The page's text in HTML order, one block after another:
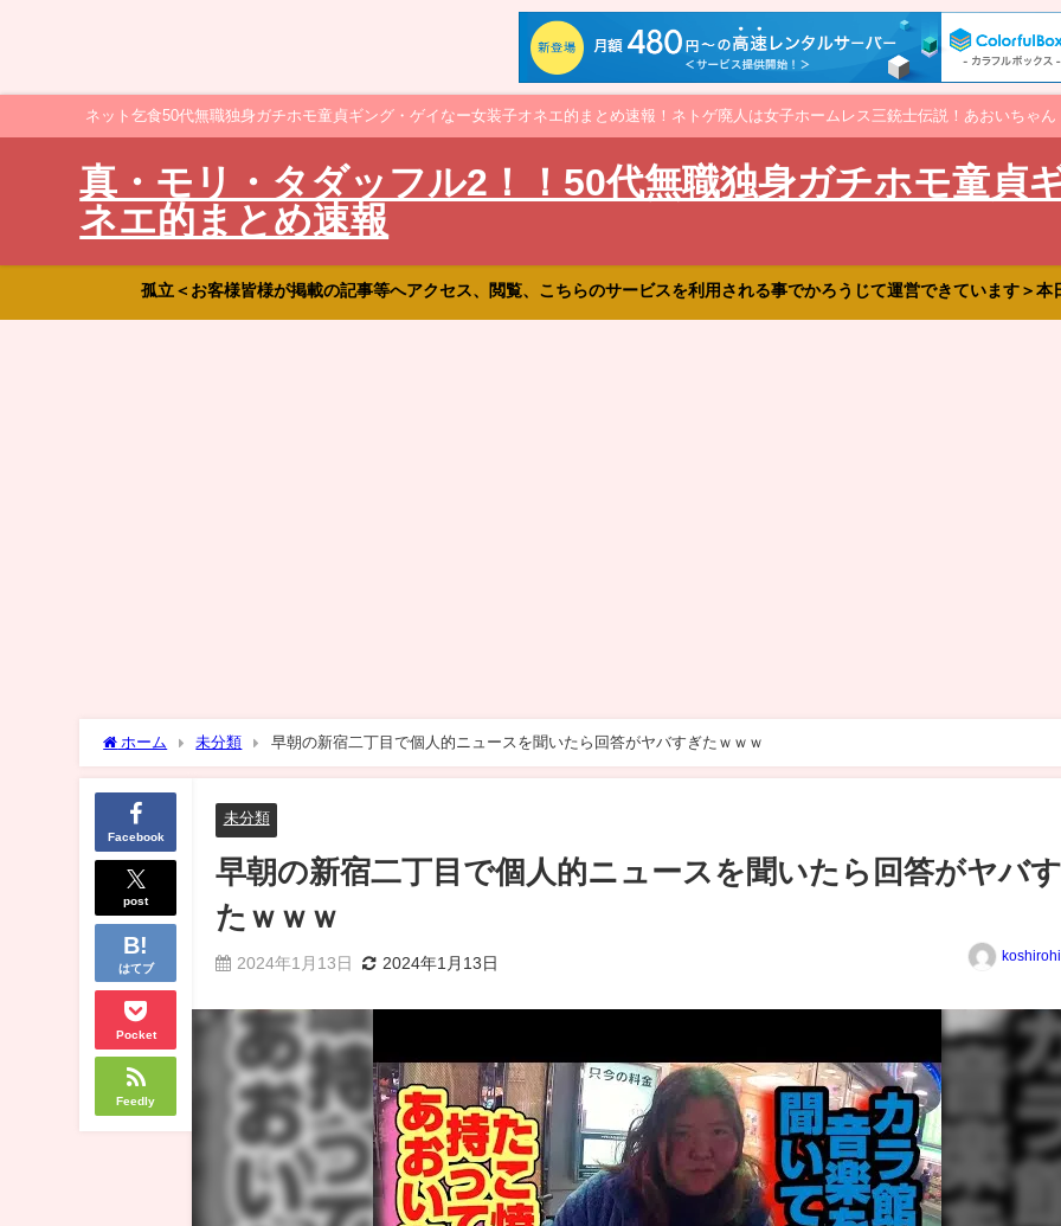
ネット乞食50代無職独身ガチホモ童貞ギング・ゲイなー女装子オネエ的まとめ速報！ネトゲ廃人は女子ホームレス三銃士伝説！あおいちゃ
真・モリ・タダッフル2！！50代無職独身ガチホモ童貞
ネエ的まとめ速報
孤立＜お客様皆様が掲載の記事等へアクセス、閲覧、こちらのサービスを利用される事でかろうじて運営できています＞
ホーム 未分類 早朝の新宿二丁目で個人的ニュースを聞いたら回答がヤバすぎたｗｗｗ
Facebook
post
はてブ
Pocket
Feedly
未分類
早朝の新宿二丁目で個人的ニュースを聞いたら回答がヤバ
たｗｗｗ
2024年1月13日 2024年1月13日